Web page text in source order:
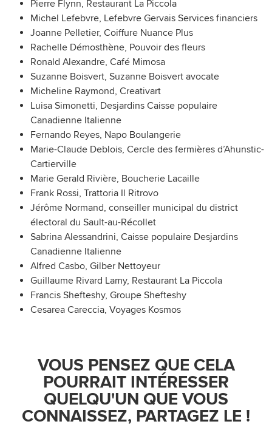
Pierre Flynn, Restaurant La Piccola
Michel Lefebvre, Lefebvre Gervais Services financiers
Joanne Pelletier, Coiffure Nuance Plus
Rachelle Démosthène, Pouvoir des fleurs
Ronald Alexandre, Café Mimosa
Suzanne Boisvert, Suzanne Boisvert avocate
Micheline Raymond, Creativart
Luisa Simonetti, Desjardins Caisse populaire
Canadienne Italienne
Fernando Reyes, Napo Boulangerie
Marie-Claude Deblois, Cercle des fermières d’Ahunstic-
Cartierville
Marie Gerald Rivière, Boucherie Lacaille
Frank Rossi, Trattoria Il Ritrovo
Jérôme Normand, conseiller municipal du district
électoral du Sault-au-Récollet
Sabrina Alessandrini, Caisse populaire Desjardins
Canadienne Italienne
Alfred Casbo, Gilber Nettoyeur
Guillaume Rivard Lamy, Restaurant La Piccola
Francis Shefteshy, Groupe Shefteshy
Cesarea Careccia, Voyages Kosmos
VOUS PENSEZ QUE CELA
POURRAIT INTÉRESSER
QUELQU'UN QUE VOUS
CONNAISSEZ, PARTAGEZ LE !